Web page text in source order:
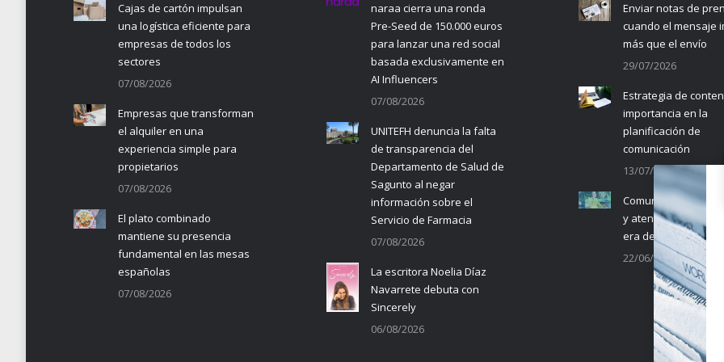
Cajas de cartón impulsan
una logística eficiente para
empresas de todos los
sectores
07/08/2026
Empresas que transforman
el alquiler en una
experiencia simple para
propietarios
07/08/2026
El plato combinado
mantiene su presencia
fundamental en las mesas
españolas
07/08/2026
naraa cierra una ronda
Pre-Seed de 150.000 euros
para lanzar una red social
basada exclusivamente en
AI Influencers
07/08/2026
UNITEFH denuncia la falta
de transparencia del
Departamento de Salud de
Sagunto al negar
información sobre el
Servicio de Farmacia
07/08/2026
La escritora Noelia Díaz
Navarrete debuta con
Sincerely
06/08/2026
Enviar notas de
cuando el mensaje
más que el envío
29/07/2026
Estrategia de
importancia en la
planificación de
comunicación
13/07/2026
Comunicación
y atención al cliente
era de la IA
22/06/2026